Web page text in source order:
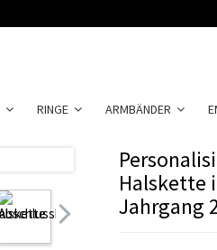
RINGE ARMBÄNDER
Halskette
Jahrgang